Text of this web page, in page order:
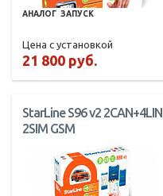
АНАЛОГ ЗАПУСК
Цена с установкой
21 800 руб.
StarLine S96 v2 2CAN+4LIN
2SIM GSM